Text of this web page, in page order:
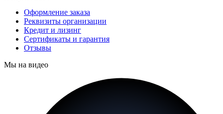
Оформление заказа
Реквизиты организации
Кредит и лизинг
Сертификаты и гарантия
Отзывы
Мы на видео